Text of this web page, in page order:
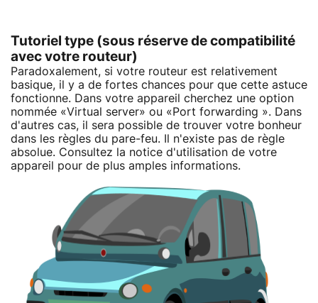
Tutoriel type (sous réserve de compatibilité
avec votre routeur)
Paradoxalement, si votre routeur est relativement
basique, il y a de fortes chances pour que cette astuce
fonctionne. Dans votre appareil cherchez une option
nommée «Virtual server» ou «Port forwarding ». Dans
d'autres cas, il sera possible de trouver votre bonheur
dans les règles du pare-feu. Il n'existe pas de règle
absolue. Consultez la notice d'utilisation de votre
appareil pour de plus amples informations.